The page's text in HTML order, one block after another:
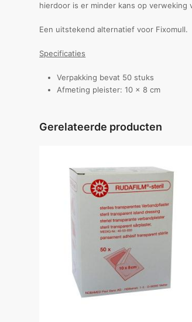
hierdoor is er minder kans op verweking
Een uitstekend alternatief voor Fixomull.
Specificaties
Verpakking bevat 50 stuks
Afmeting pleister: 10 x 8 cm
Gerelateerde producten